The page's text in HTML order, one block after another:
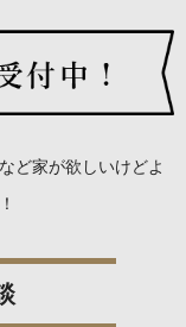
ど家が欲しいけどよ